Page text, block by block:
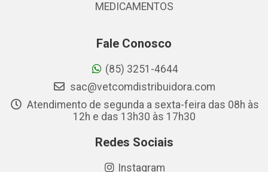
MEDICAMENTOS
Fale Conosco
(85) 3251-4644
sac@vetcomdistribuidora.com
Atendimento de segunda a sexta-feira das 08h às
12h e das 13h30 às 17h30
Redes Sociais
Instagram